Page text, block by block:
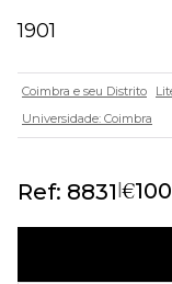
1901
Coimbra e seu Distrito
Universidade: Coimbra
Ref: 8831|€